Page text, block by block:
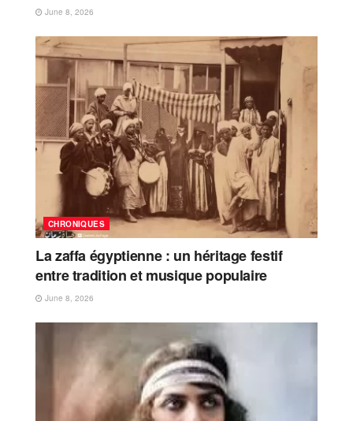
June 8, 2026
CHRONIQUES
La zaffa égyptienne : un héritage festif
entre tradition et musique populaire
June 8, 2026